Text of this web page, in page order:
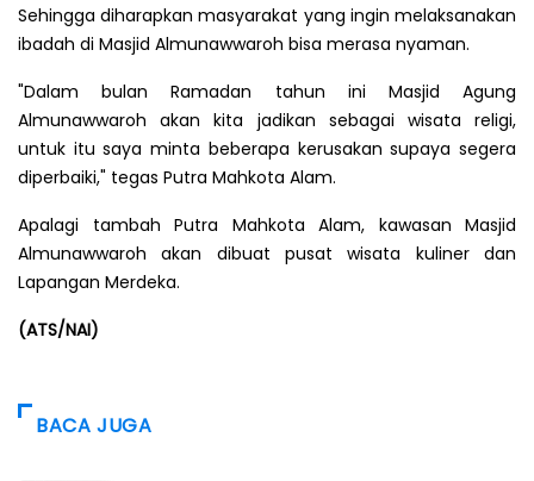
Sehingga diharapkan masyarakat yang ingin melaksanakan
ibadah di Masjid Almunawwaroh bisa merasa nyaman.
"Dalam bulan Ramadan tahun ini Masjid Agung
Almunawwaroh akan kita jadikan sebagai wisata religi,
untuk itu saya minta beberapa kerusakan supaya segera
diperbaiki," tegas Putra Mahkota Alam.
Apalagi tambah Putra Mahkota Alam, kawasan Masjid
Almunawwaroh akan dibuat pusat wisata kuliner dan
Lapangan Merdeka.
(ATS/NAI)
BACA JUGA